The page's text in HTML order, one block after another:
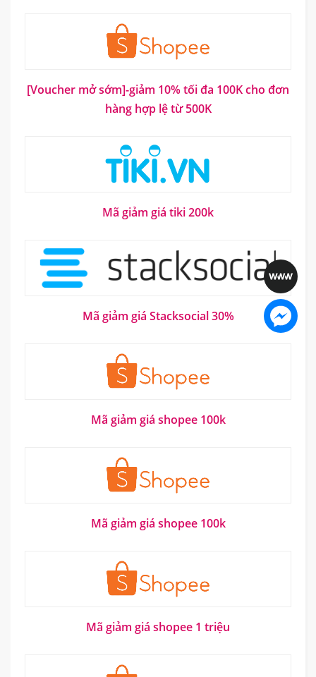
[Voucher mở sớm]-giảm 10% tối đa 100K cho đơn
hàng hợp lệ từ 500K
Mã giảm giá tiki 200k
Mã giảm giá Stacksocial 30%
Mã giảm giá shopee 100k
Mã giảm giá shopee 100k
Mã giảm giá shopee 1 triệu